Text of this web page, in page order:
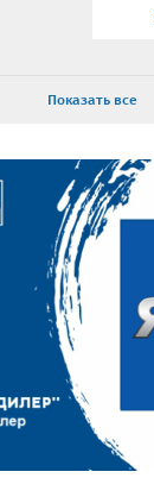
Показать все